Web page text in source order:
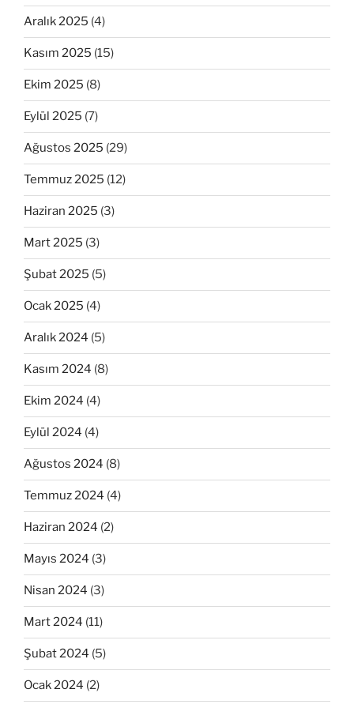
Aralık 2025 (4)
Kasım 2025 (15)
Ekim 2025 (8)
Eylül 2025 (7)
Ağustos 2025 (29)
Temmuz 2025 (12)
Haziran 2025 (3)
Mart 2025 (3)
Şubat 2025 (5)
Ocak 2025 (4)
Aralık 2024 (5)
Kasım 2024 (8)
Ekim 2024 (4)
Eylül 2024 (4)
Ağustos 2024 (8)
Temmuz 2024 (4)
Haziran 2024 (2)
Mayıs 2024 (3)
Nisan 2024 (3)
Mart 2024 (11)
Şubat 2024 (5)
Ocak 2024 (2)